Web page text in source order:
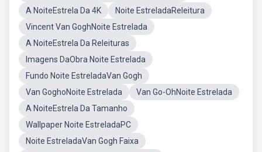
A NoiteEstrela Da 4K
Noite EstreladaReleitura
Vincent Van GoghNoite Estrelada
A NoiteEstrela Da Releituras
Imagens DaObra Noite Estrelada
Fundo Noite EstreladaVan Gogh
Van GoghoNoite Estrelada
Van Go-OhNoite Estrelada
A NoiteEstrela Da Tamanho
Wallpaper Noite EstreladaPC
Noite EstreladaVan Gogh Faixa